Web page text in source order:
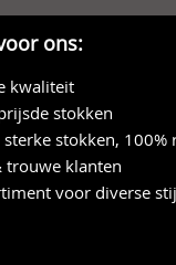
ons:
kwaliteit
stokken
stokken, 100%
trouwe klanten
voor diverse